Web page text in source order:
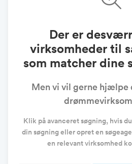
Der er
virksomheder til
som matcher dine
Men vi vil gerne
Klik på avanceret søgning, hvis
din søgning eller opret en
en relevant virksomhed